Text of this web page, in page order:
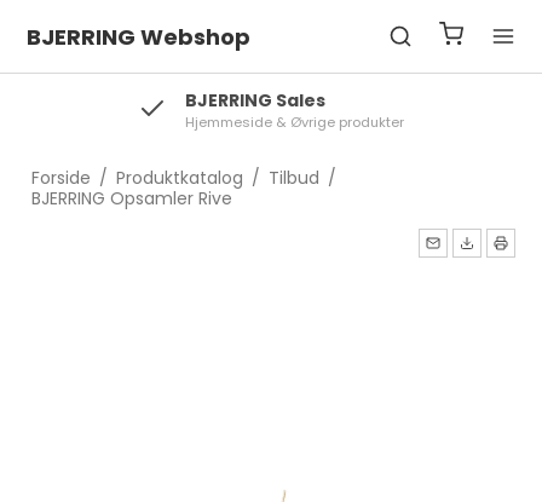
BJERRING Webshop
BJERRING Sales
Hjemmeside & Øvrige produkter
Forside / Produktkatalog / Tilbud /
BJERRING Opsamler Rive